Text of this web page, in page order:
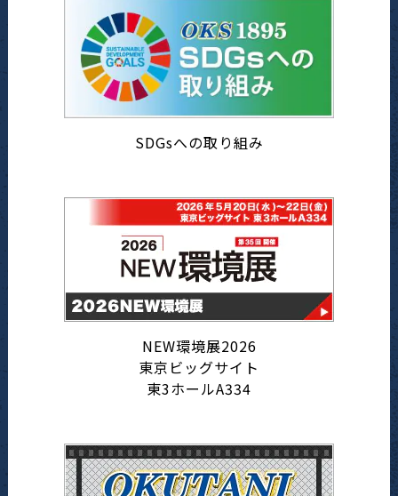
SDGsへの取り組み
NEW環境展2026
東京ビッグサイト
東3ホールA334